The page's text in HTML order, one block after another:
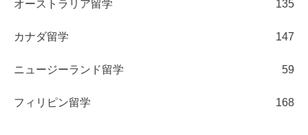
オーストラリア留学 135
カナダ留学 147
ニュージーランド留学 59
フィリピン留学 168